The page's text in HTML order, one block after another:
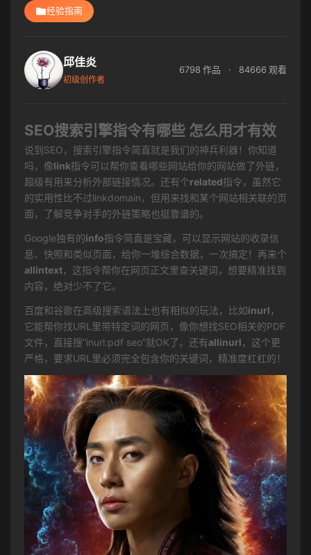
经验指南
邱佳炎
初级创作者
6798 作品 · 84666 观看
SEO搜索引擎指令有哪些 怎么用才有效
说到SEO，搜索引擎指令简直就是我们的神兵利器！你知道
吗，像 link指令可以帮你查看哪些网站给你的网站做了外链，
超级有用来分析外部链接情况。还有个related 指令，虽然它
的实用性比不过linkdomain，但用来找和某个网站相关联的页
面，了解竞争对手的外链策略也挺靠谱的。
Google独有的 info指令简直是宝藏，可以显示网站的收录信
息、快照和类似页面，给你一堆综合数据，一次搞定！再来个
allintext，这指令帮你在网页正文里查关键词，想要精准找到
内容，绝对少不了它。
百度和谷歌在高级搜索语法上也有相似的玩法，比如 inurl ，
它能帮你找URL里带特定词的网页，像你想找SEO相关的PDF
文件，直接搜“inurl:pdf seo”就OK了。还有allinurl ，这个更
严格，要求URL里必须完全包含你的关键词，精准度杠杠的！